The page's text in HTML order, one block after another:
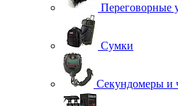
Переговорные
Сумки
Секундомеры и